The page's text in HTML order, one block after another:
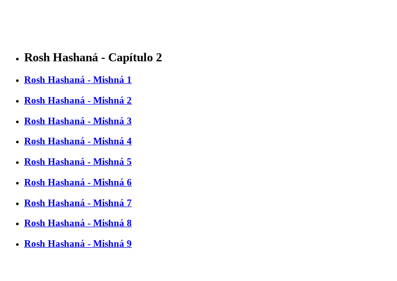
Rosh Hashaná - Capítulo 2
Rosh Hashaná - Mishná 1
Rosh Hashaná - Mishná 2
Rosh Hashaná - Mishná 3
Rosh Hashaná - Mishná 4
Rosh Hashaná - Mishná 5
Rosh Hashaná - Mishná 6
Rosh Hashaná - Mishná 7
Rosh Hashaná - Mishná 8
Rosh Hashaná - Mishná 9